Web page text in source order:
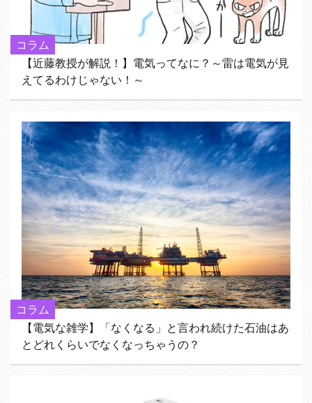
コラム
【近藤教授が解説！】電気ってなに？～雷は電気が見
えてるわけじゃない！～
コラム
【電気な雑学】「なくなる」と言われ続けた石油はあ
とどれくらいでなくなっちゃうの？